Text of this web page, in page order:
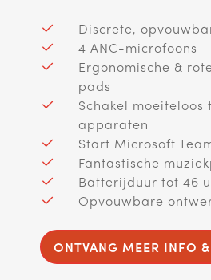
Discrete,
4 ANC-microfoons
Ergonomische &
pads
Schakel moeiteloos
apparaten
Start Microsoft
Fantastische
Batterijduur tot 46
Opvouwbare
ONTVANG MEER INFO